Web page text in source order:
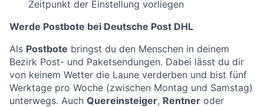
Zeitpunkt der Einstellung vorliegen
Werde Postbote bei Deutsche Post DHL
Als Postbote bringst du den Menschen in deinem
Bezirk Post- und Paketsendungen. Dabei lässt du dir
von keinem Wetter die Laune verderben und bist fünf
Werktage pro Woche (zwischen Montag und Samstag)
unterwegs. Auch Quereinsteiger, Rentner oder